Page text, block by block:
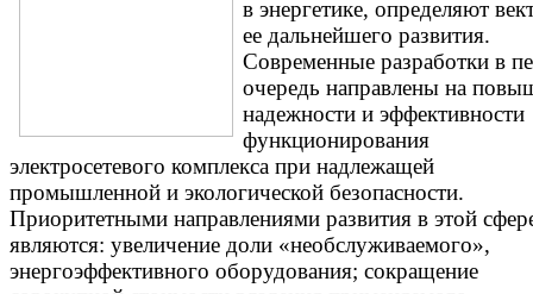
в энергетике, определяют
ее дальнейшего развития.
Современные разработки в
очередь направлены на
надежности и эффективности
функционирования
электросетевого комплекса при надлежащей
промышленной и экологической безопасности.
Приоритетными направлениями развития в этой
являются: увеличение доли «необслуживаемого»,
энергоэффективного оборудования; сокращение